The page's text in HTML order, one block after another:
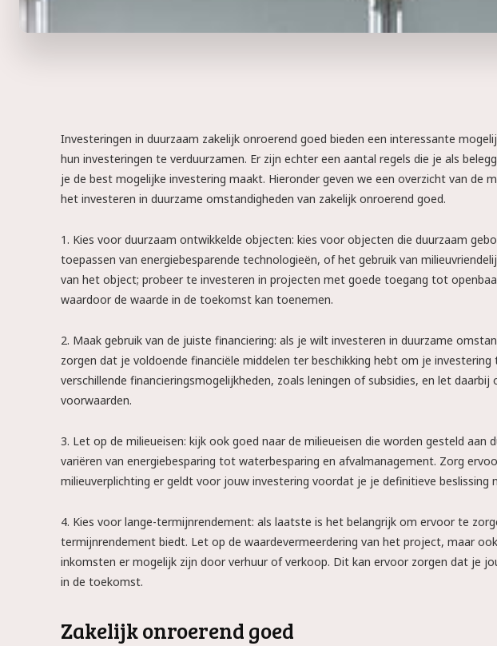
Investeringen in duurzaam zakelijk onroerend goed bieden een interessante
hun investeringen te verduurzamen. Er zijn echter een aantal regels die je als
je de best mogelijke investering maakt. Hieronder geven we een overzicht van de
het investeren in duurzame omstandigheden van zakelijk onroerend goed.
1. Kies voor duurzaam ontwikkelde objecten: kies voor objecten die duurzaam
toepassen van energiebesparende technologieën, of het gebruik van
van het object; probeer te investeren in projecten met goede toegang tot
waardoor de waarde in de toekomst kan toenemen.
2. Maak gebruik van de juiste financiering: als je wilt investeren in duurzame
zorgen dat je voldoende financiële middelen ter beschikking hebt om je
verschillende financieringsmogelijkheden, zoals leningen of subsidies, en let
voorwaarden.
3. Let op de milieueisen: kijk ook goed naar de milieueisen die worden gesteld aan
variëren van energiebesparing tot waterbesparing en afvalmanagement. Zorg
milieuverplichting er geldt voor jouw investering voordat je je definitieve beslissing
4. Kies voor lange-termijnrendement: als laatste is het belangrijk om ervoor te
termijnrendement biedt. Let op de waardevermeerdering van het project, maar
inkomsten er mogelijk zijn door verhuur of verkoop. Dit kan ervoor zorgen dat je
in de toekomst.
Zakelijk onroerend goed